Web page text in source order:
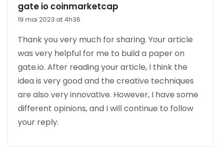
gate io coinmarketcap
19 mai 2023 at 4h36
Thank you very much for sharing. Your article
was very helpful for me to build a paper on
gate.io. After reading your article, I think the
idea is very good and the creative techniques
are also very innovative. However, I have some
different opinions, and I will continue to follow
your reply.